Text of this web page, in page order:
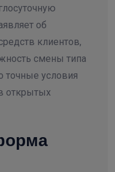
об
клиентов,
смены типа
точные условия
открытых